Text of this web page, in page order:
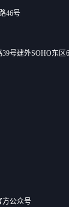
46号
号建外SOHO东区
方公众号